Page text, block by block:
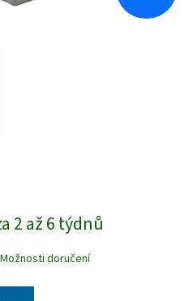
2 až 6 týdnů
Možnosti doručení